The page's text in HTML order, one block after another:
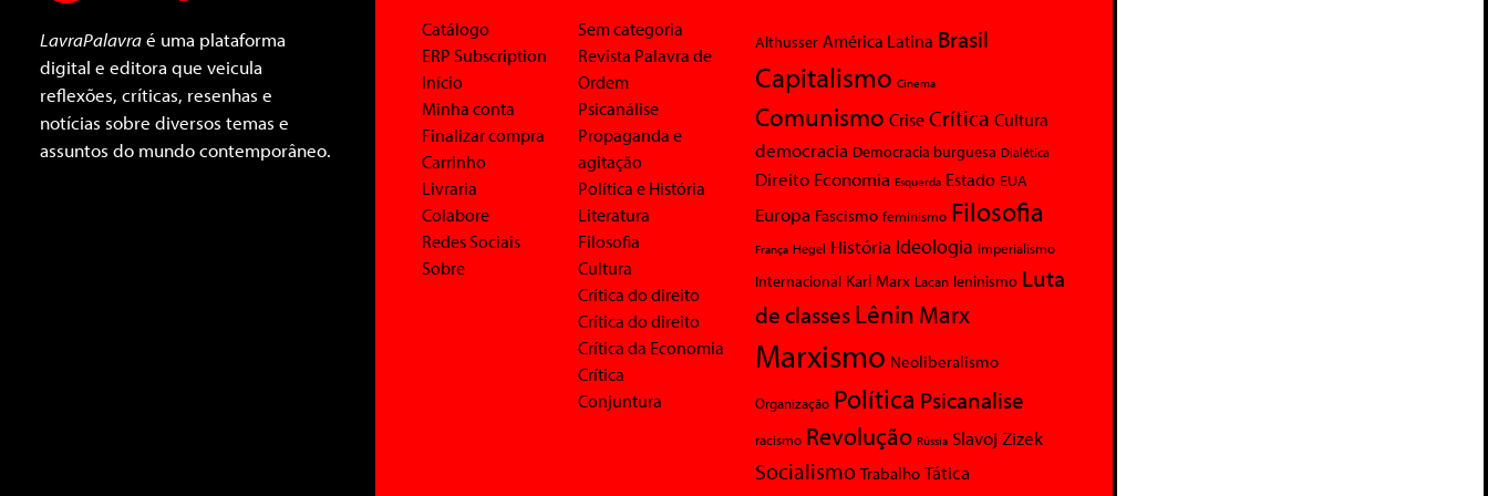
LavraPalavraé uma plataforma
digital e editora que veicula
reflexões, críticas, resenhas e
notícias sobre diversos temas e
assuntos do mundo contemporâneo.
Catálogo
ERP Subscription
Início
Minha conta
Finalizar compra
Carrinho
Livraria
Colabore
Redes Sociais
Sobre
Sem categoria
Revista Palavra de
Ordem
Psicanálise
Propaganda e
agitação
Política e História
Literatura
Filosofia
Cultura
Crítica do direito
Crítica do direito
Crítica da Economia
Crítica
Conjuntura
Althusser América Latina Brasil
Capitalismo Cinema
Comunismo Crise Crítica Cultura
democracia Democracia burguesa Dialética
Direito Economia Esquerda Estado EUA
Europa Fascismo feminismo Filosofia
França Hegel História Ideologia Imperialismo
Internacional Karl Marx Lacan leninismo Luta
de classesLênin Marx
Marxismo Neoliberalismo
Organização Política Psicanalise
racismo Revolução Rússia Slavoj Zizek
Socialismo Trabalho Tática